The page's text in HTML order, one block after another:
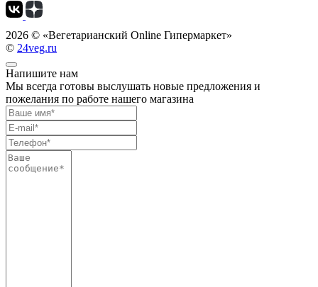
2026 © «Вегетарианский Online Гипермаркет»
© 24veg.ru
Напишите нам
Мы всегда готовы выслушать новые предложения и
пожелания по работе нашего магазина